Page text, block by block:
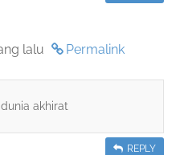
lalu
Permalink
akhirat
REPLY